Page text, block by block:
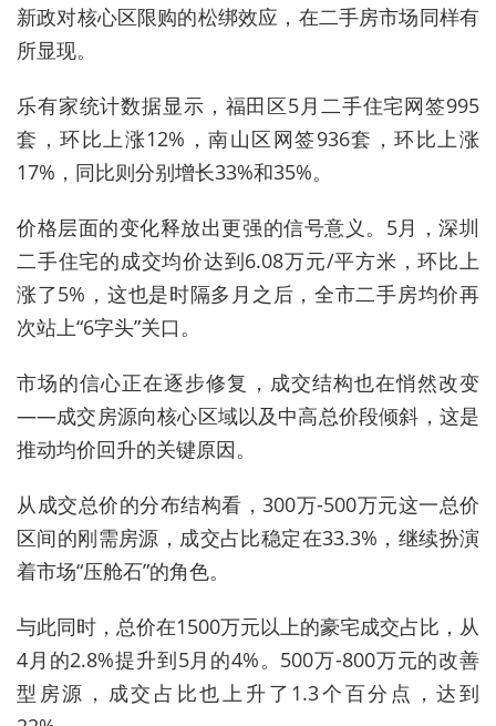
新政对核心区限购的松绑效应，在二手房市场同样有
所显现。
乐有家统计数据显示，福田区5月二手住宅网签995
套，环比上涨12%，南山区网签936套，环比上涨
17%，同比则分别增长33%和35%。
价格层面的变化释放出更强的信号意义。5月，深圳
二手住宅的成交均价达到6.08万元/平方米，环比上
涨了5%，这也是时隔多月之后，全市二手房均价再
次站上“6字头”关口。
市场的信心正在逐步修复，成交结构也在悄然改变
——成交房源向核心区域以及中高总价段倾斜，这是
推动均价回升的关键原因。
从成交总价的分布结构看，300万-500万元这一总价
区间的刚需房源，成交占比稳定在33.3%，继续扮演
着市场“压舱石”的角色。
与此同时，总价在1500万元以上的豪宅成交占比，从
4月的2.8%提升到5月的4%。500万-800万元的改善
型房源，成交占比也上升了1.3个百分点，达到